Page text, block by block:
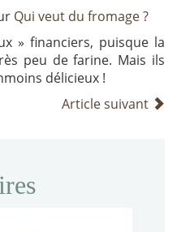
Qui veut du fromage ?
» financiers, puisque la
peu de farine. Mais ils
délicieux !
Article suivant